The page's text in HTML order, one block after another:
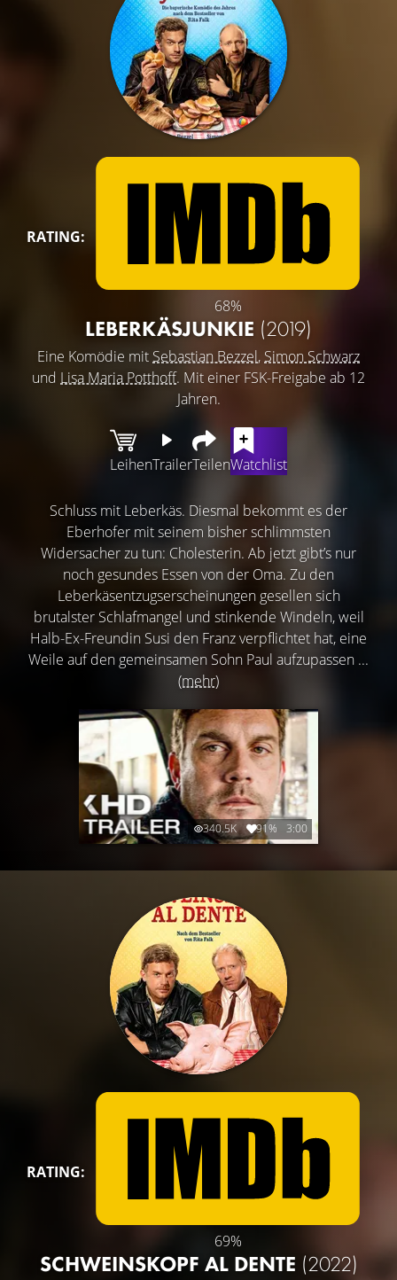
RATING:
68%
LEBERKÄSJUNKIE (2019)
Eine Komödie mit Sebastian Bezzel, Simon Schwarz
und Lisa Maria Potthoff. Mit einer FSK-Freigabe ab 12
Jahren.
LeihenTrailerTeilenWatchlist
Schluss mit Leberkäs. Diesmal bekommt es der
Eberhofer mit seinem bisher schlimmsten
Widersacher zu tun: Cholesterin. Ab jetzt gibt’s nur
noch gesundes Essen von der Oma. Zu den
Leberkäsentzugserscheinungen gesellen sich
brutalster Schlafmangel und stinkende Windeln, weil
Halb-Ex-Freundin Susi den Franz verpflichtet hat, eine
Weile auf den gemeinsamen Sohn Paul aufzupassen ...
(mehr)
340.5K 91% 3:00
RATING:
69%
SCHWEINSKOPF AL DENTE (2022)